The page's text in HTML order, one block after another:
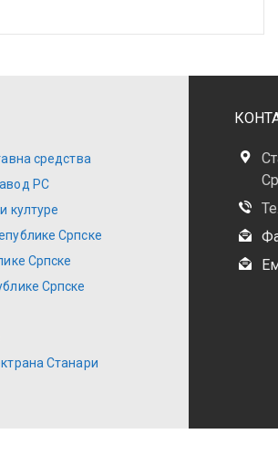
средства
РС
културе
Српске
Српске
Српске
Станари